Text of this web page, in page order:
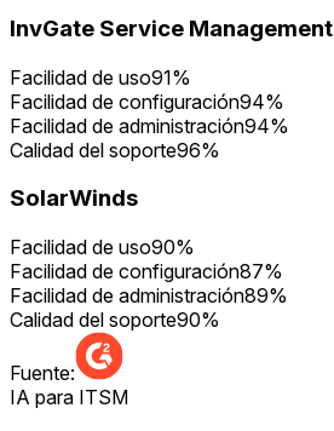
InvGate Service Management
Facilidad de uso91%
Facilidad de configuración94%
Facilidad de administración94%
Calidad del soporte96%
SolarWinds
Facilidad de uso90%
Facilidad de configuración87%
Facilidad de administración89%
Calidad del soporte90%
Fuente:
IA para ITSM